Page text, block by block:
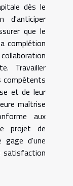
dès le
d'anticiper
que le
complétion
Travailler
compétents
et de leur
maîtrise
aux
projet de
d'une
satisfaction